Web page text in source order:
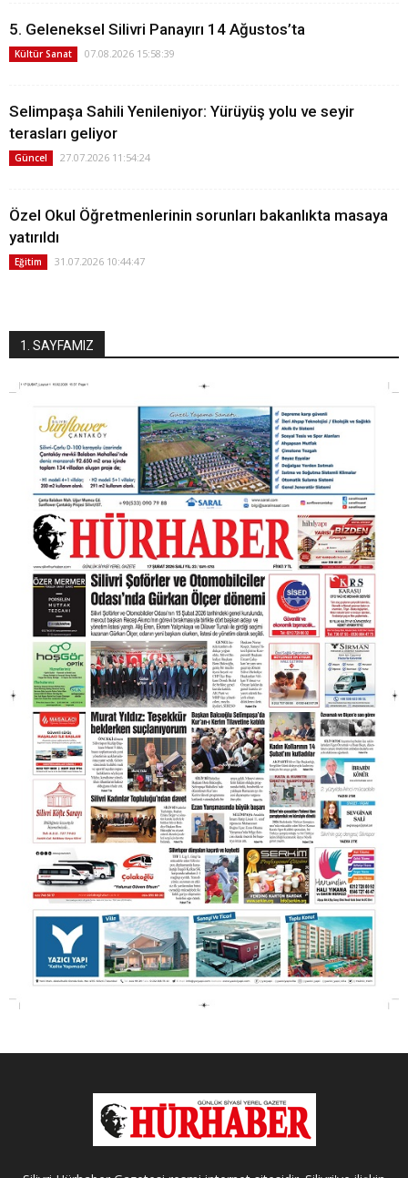
5. Geleneksel Silivri Panayırı 14 Ağustos’ta
Kültür Sanat 07.08.2026 15:58:39
Selimpaşa Sahili Yenileniyor: Yürüyüş yolu ve seyir
terasları geliyor
Güncel 27.07.2026 11:54:24
Özel Okul Öğretmenlerinin sorunları bakanlıkta masaya
yatırıldı
Eğitim 31.07.2026 10:44:47
1. SAYFAMIZ